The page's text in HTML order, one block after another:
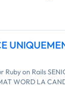
on Rails
WORD LA